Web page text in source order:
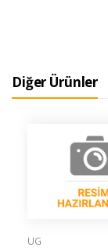
Diğer Ürünler
UG